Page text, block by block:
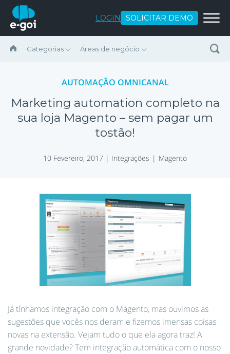
Ir para o conteúdo
LOGIN SOLICITAR DEMO
Categorias Áreas de negócio
AUTOMAÇÃO OMNICANAL
Marketing automation completo na
sua loja Magento – sem pagar um
tostão!
10 Fevereiro, 2017 | Integrações Magento
Já tínhamos integração com o Magento, mas ouvimos as
sugestões que vocês nos deram e fizemos imensas coisas
novas na extensão. Vejam tudo o que ela agora traz! A
grande novidade? Tem integração automática com o nosso